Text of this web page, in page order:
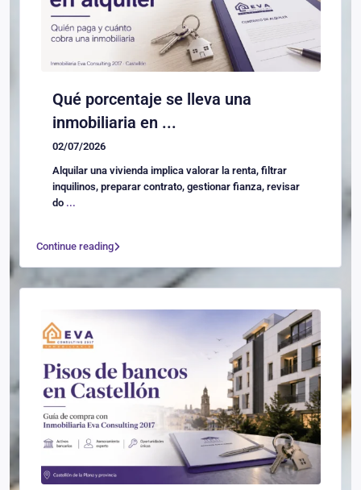
Qué porcentaje se lleva una
inmobiliaria en ...
02/07/2026
Alquilar una vivienda implica valorar la renta, filtrar
inquilinos, preparar contrato, gestionar fianza, revisar
do ...
Continue reading